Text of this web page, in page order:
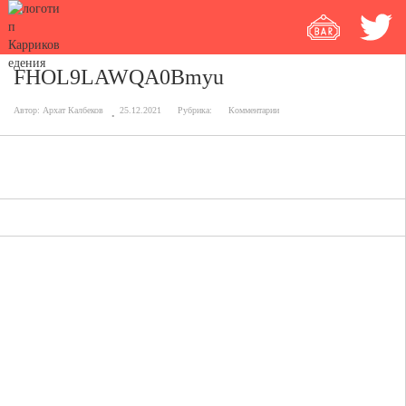
FHOL9LAWQA0Bmyu
Автор: Архат Калбеков 25.12.2021 Рубрика: Комментарии